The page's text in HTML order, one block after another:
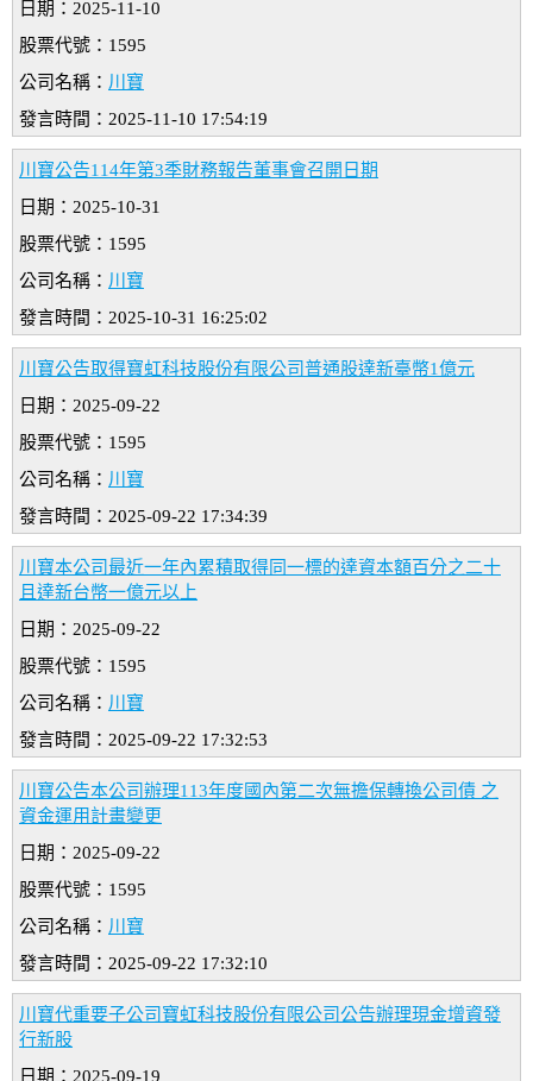
日期：2025-11-10
股票代號：1595
公司名稱： 川寶
發言時間：2025-11-10 17:54:19
川寶公告114年第3季財務報告董事會召開日期
日期：2025-10-31
股票代號：1595
公司名稱： 川寶
發言時間：2025-10-31 16:25:02
川寶公告取得寶虹科技股份有限公司普通股達新臺幣1億元
日期：2025-09-22
股票代號：1595
公司名稱： 川寶
發言時間：2025-09-22 17:34:39
川寶本公司最近一年內累積取得同一標的達資本額百分之二十
且達新台幣一億元以上
日期：2025-09-22
股票代號：1595
公司名稱： 川寶
發言時間：2025-09-22 17:32:53
川寶公告本公司辦理113年度國內第二次無擔保轉換公司債 之
資金運用計畫變更
日期：2025-09-22
股票代號：1595
公司名稱： 川寶
發言時間：2025-09-22 17:32:10
川寶代重要子公司寶虹科技股份有限公司公告辦理現金增資發
行新股
日期：2025-09-19